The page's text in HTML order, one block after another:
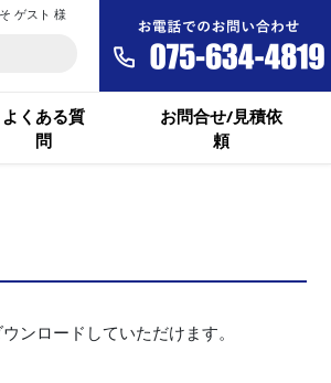
ゲスト 様
よくある質
問
お問合せ/見積依
頼
ンロードしていただけます。